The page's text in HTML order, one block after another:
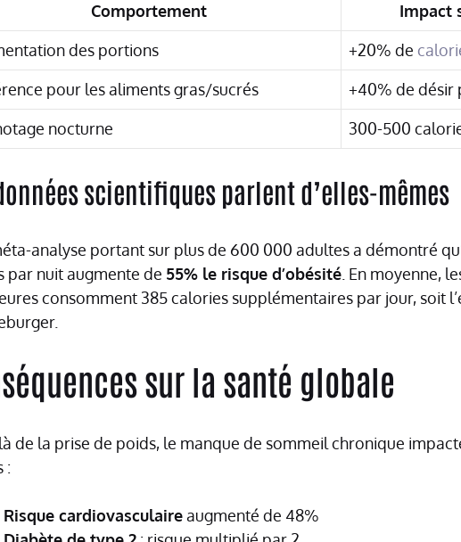
Comportement
Impact
des portions
+20% de
pour les aliments gras/sucrés
+40% de désir
nocturne
300-500
scientifiques parlent d’elles-mêmes
analyse portant sur plus de 600 000 adultes a démontré
par nuit augmente de 55% le risque d’obésité . En moyenne,
consomment 385 calories supplémentaires par jour, soit
sur la santé globale
de la prise de poids, le manque de sommeil chronique
:
Risque cardiovasculaireaugmenté de 48%